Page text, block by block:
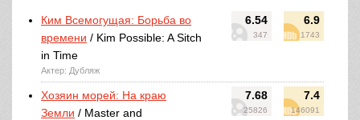
6.54
347
6.9
1743
Ким Всемогущая: Борьба во
времени / Kim Possible: A Sitch
in Time
Актер: Дубляж
7.68
25826
7.4
146091
Хозяин морей: На краю
Земли / Master and